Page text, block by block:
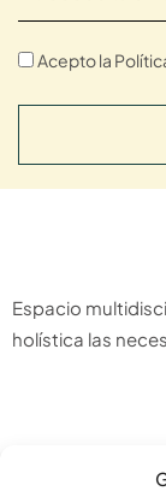
Acepto la
Espacio
holística las